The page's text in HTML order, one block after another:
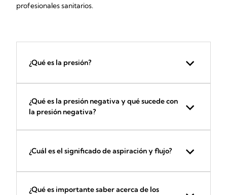
profesionales sanitarios.
¿Qué es la presión?
¿Qué es la presión negativa y qué sucede con
la presión negativa?
¿Cuál es el significado de aspiración y flujo?
¿Qué es importante saber acerca de los